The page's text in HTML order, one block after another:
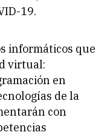
19.
informáticos que
virtual:
en
de la
con